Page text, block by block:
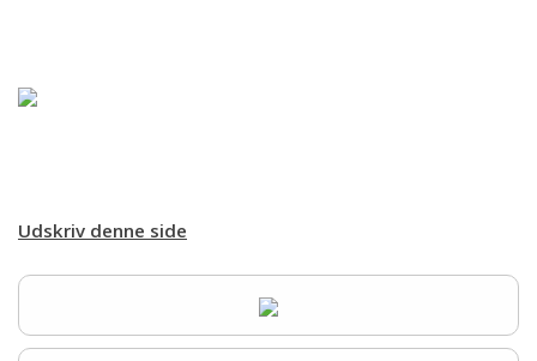
Hjem
Træning
Sundhed
Udskriv denne side